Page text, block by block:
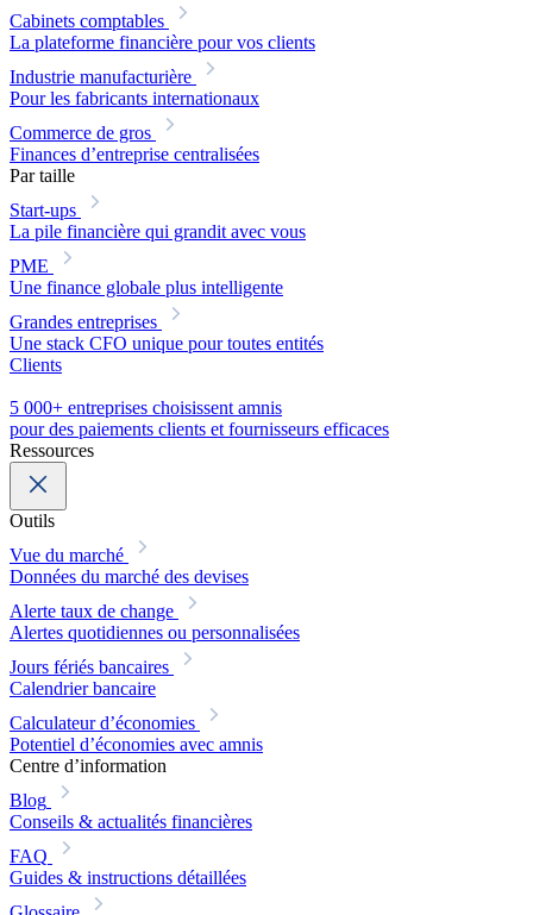
Cabinets comptables
La plateforme financière pour vos clients
Industrie manufacturière
Pour les fabricants internationaux
Commerce de gros
Finances d’entreprise centralisées
Par taille
Start-ups
La pile financière qui grandit avec vous
PME
Une finance globale plus intelligente
Grandes entreprises
Une stack CFO unique pour toutes entités
Clients
5 000+ entreprises choisissent amnis
pour des paiements clients et fournisseurs efficaces
Ressources
Outils
Vue du marché
Données du marché des devises
Alerte taux de change
Alertes quotidiennes ou personnalisées
Jours fériés bancaires
Calendrier bancaire
Calculateur d’économies
Potentiel d’économies avec amnis
Centre d’information
Blog
Conseils & actualités financières
FAQ
Guides & instructions détaillées